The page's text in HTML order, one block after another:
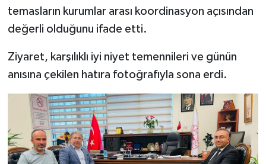
temasların kurumlar arası koordinasyon açısından
değerli olduğunu ifade etti.
Ziyaret, karşılıklı iyi niyet temennileri ve günün
anısına çekilen hatıra fotoğrafıyla sona erdi.